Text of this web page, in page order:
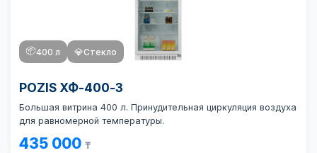
📦400 л 💎Стекло
POZIS ХФ-400-3
Большая витрина 400 л. Принудительная циркуляция воздуха
для равномерной температуры.
435 000 ₸